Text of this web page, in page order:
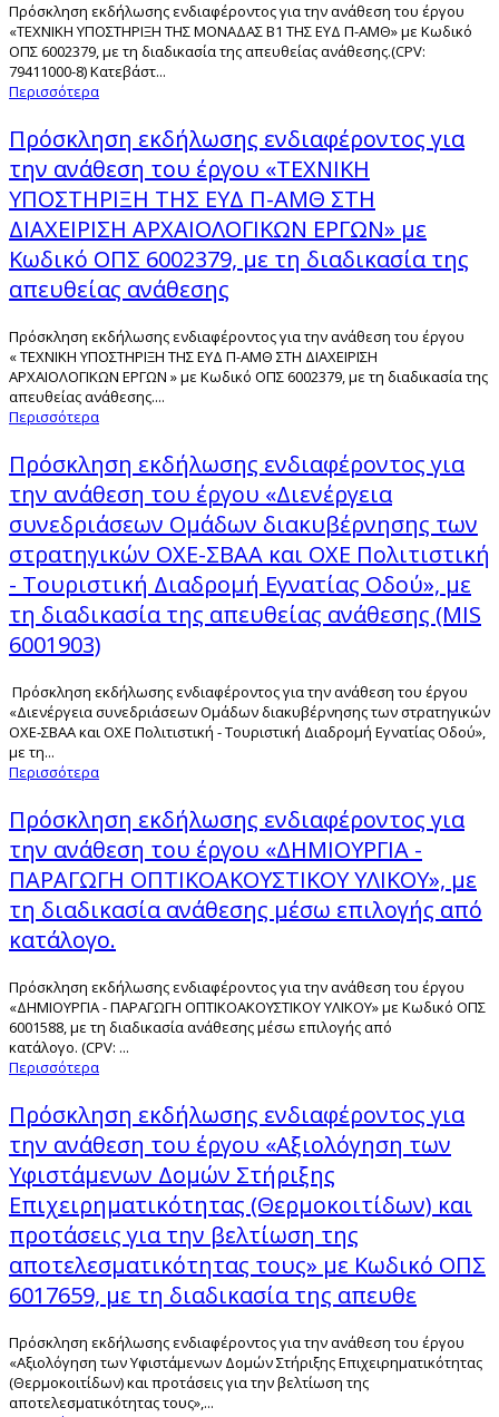
Πρόσκληση εκδήλωσης ενδιαφέροντος για την ανάθεση του έργου
«ΤΕΧΝΙΚΗ ΥΠΟΣΤΗΡΙΞΗ ΤΗΣ ΜΟΝΑΔΑΣ Β1 ΤΗΣ ΕΥΔ Π-ΑΜΘ» με Κωδικό
ΟΠΣ 6002379, με τη διαδικασία της απευθείας ανάθεσης.(CPV:
79411000-8) Κατεβάστ...
Περισσότερα
Πρόσκληση εκδήλωσης ενδιαφέροντος για
την ανάθεση του έργου «ΤΕΧΝΙΚΗ
ΥΠΟΣΤΗΡΙΞΗ ΤΗΣ ΕΥΔ Π-ΑΜΘ ΣΤΗ
ΔΙΑΧΕΙΡΙΣΗ ΑΡΧΑΙΟΛΟΓΙΚΩΝ ΕΡΓΩΝ» με
Κωδικό ΟΠΣ 6002379, με τη διαδικασία της
απευθείας ανάθεσης
Πρόσκληση εκδήλωσης ενδιαφέροντος για την ανάθεση του έργου
« ΤΕΧΝΙΚΗ ΥΠΟΣΤΗΡΙΞΗ ΤΗΣ ΕΥΔ Π-ΑΜΘ ΣΤΗ ΔΙΑΧΕΙΡΙΣΗ
ΑΡΧΑΙΟΛΟΓΙΚΩΝ ΕΡΓΩΝ » με Κωδικό ΟΠΣ 6002379, με τη διαδικασία της
απευθείας ανάθεσης....
Περισσότερα
Πρόσκληση εκδήλωσης ενδιαφέροντος για
την ανάθεση του έργου «Διενέργεια
συνεδριάσεων Ομάδων διακυβέρνησης των
στρατηγικών ΟΧΕ-ΣΒΑΑ και ΟΧΕ Πολιτιστική
- Τουριστική Διαδρομή Εγνατίας Οδού», με
τη διαδικασία της απευθείας ανάθεσης (MIS
6001903)
Πρόσκληση εκδήλωσης ενδιαφέροντος για την ανάθεση του έργου
«Διενέργεια συνεδριάσεων Ομάδων διακυβέρνησης των στρατηγικών
ΟΧΕ-ΣΒΑΑ και ΟΧΕ Πολιτιστική - Τουριστική Διαδρομή Εγνατίας Οδού»,
με τη...
Περισσότερα
Πρόσκληση εκδήλωσης ενδιαφέροντος για
την ανάθεση του έργου «ΔΗΜΙΟΥΡΓΙΑ -
ΠΑΡΑΓΩΓΗ ΟΠΤΙΚΟΑΚΟΥΣΤΙΚΟΥ ΥΛΙΚΟΥ», με
τη διαδικασία ανάθεσης μέσω επιλογής από
κατάλογο.
Πρόσκληση εκδήλωσης ενδιαφέροντος για την ανάθεση του έργου
«ΔΗΜΙΟΥΡΓΙΑ - ΠΑΡΑΓΩΓΗ ΟΠΤΙΚΟΑΚΟΥΣΤΙΚΟΥ ΥΛΙΚΟΥ» με Κωδικό ΟΠΣ
6001588, με τη διαδικασία ανάθεσης μέσω επιλογής από
κατάλογο. (CPV: ...
Περισσότερα
Πρόσκληση εκδήλωσης ενδιαφέροντος για
την ανάθεση του έργου «Αξιολόγηση των
Υφιστάμενων Δομών Στήριξης
Επιχειρηματικότητας (Θερμοκοιτίδων) και
προτάσεις για την βελτίωση της
αποτελεσματικότητας τους» με Κωδικό ΟΠΣ
6017659, με τη διαδικασία της απευθε
Πρόσκληση εκδήλωσης ενδιαφέροντος για την ανάθεση του έργου
«Αξιολόγηση των Υφιστάμενων Δομών Στήριξης Επιχειρηματικότητας
(Θερμοκοιτίδων) και προτάσεις για την βελτίωση της
αποτελεσματικότητας τους»,...